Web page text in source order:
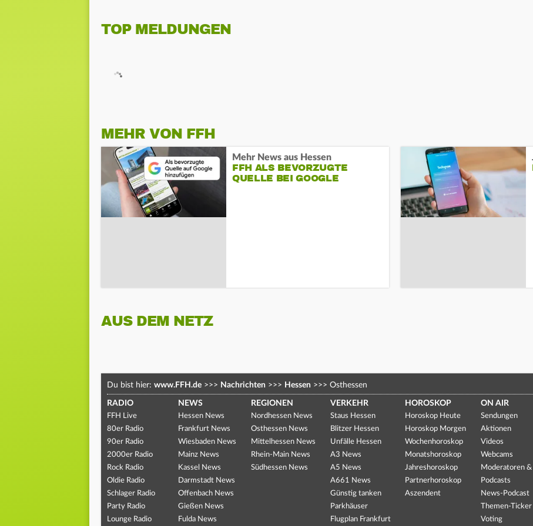
TOP MELDUNGEN
MEHR VON FFH
Mehr News aus Hessen
FFH ALS BEVORZUGTE
QUELLE BEI GOOGLE
AUS DEM NETZ
Du bist hier: www.FFH.de >>> Nachrichten >>> Hessen >>> Osthessen
RADIO
FFH Live
80er Radio
90er Radio
2000er Radio
Rock Radio
Oldie Radio
Schlager Radio
Party Radio
Lounge Radio
NEWS
Hessen News
Frankfurt News
Wiesbaden News
Mainz News
Kassel News
Darmstadt News
Offenbach News
Gießen News
Fulda News
REGIONEN
Nordhessen News
Osthessen News
Mittelhessen News
Rhein-Main News
Südhessen News
VERKEHR
Staus Hessen
Blitzer Hessen
Unfälle Hessen
A3 News
A5 News
A661 News
Günstig tanken
Parkhäuser
Flugplan Frankfurt
HOROSKOP
Horoskop Heute
Horoskop Morgen
Wochenhoroskop
Monatshoroskop
Jahreshoroskop
Partnerhoroskop
Aszendent
ON AIR
Sendungen
Aktionen
Videos
Webcams
Moderatoren &
Podcasts
News-Podcast
Themen-Ticker
Voting